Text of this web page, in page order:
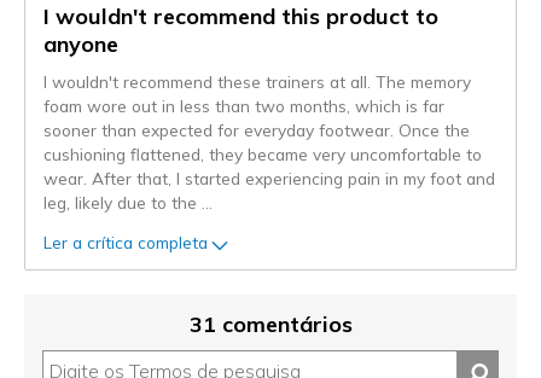
I wouldn't recommend this product to
anyone
I wouldn't recommend these trainers at all. The memory
foam wore out in less than two months, which is far
sooner than expected for everyday footwear. Once the
cushioning flattened, they became very uncomfortable to
wear. After that, I started experiencing pain in my foot and
leg, likely due to the
Ler a crítica completa
31 comentários